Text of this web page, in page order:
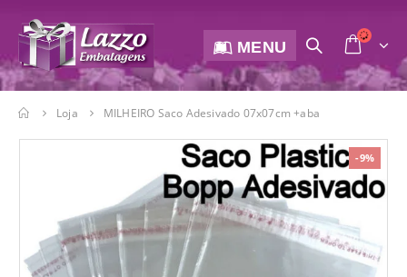
MENU
Loja MILHEIRO Saco Adesivado 07x07cm +aba
-9%